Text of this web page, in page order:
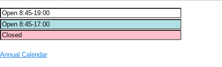
Annual Calendar